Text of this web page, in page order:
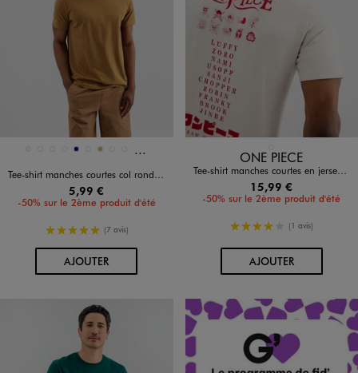
Disponible en 11 coloris
BLEU STANDARD
JAUNE CLAIR
MARINENOIR STANDARD
OCRE Et 2 autres coloris
Tee-shirt manches courtes col rond en coton homme
5,99 €
-50% sur le 2ème produit d'été
5/5 de moyenne
(7 avis)
AJOUTERAU PANIER
Disponible en 1 coloris
ONE PIECE
Tee-shirt manches courtes en jersey de coton imprimé homme - One Piece
15,99 €
-50% sur le 2ème produit d'été
4/5 de moyenne
(1 avis)
AJOUTERAU PANIER